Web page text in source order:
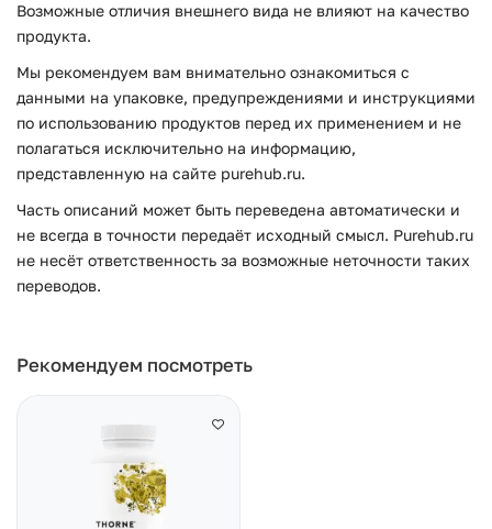
Возможные отличия внешнего вида не влияют на качество
продукта.
Мы рекомендуем вам внимательно ознакомиться с
данными на упаковке, предупреждениями и инструкциями
по использованию продуктов перед их применением и не
полагаться исключительно на информацию,
представленную на сайте purehub.ru.
Часть описаний может быть переведена автоматически и
не всегда в точности передаёт исходный смысл. Purehub.ru
не несёт ответственность за возможные неточности таких
переводов.
Рекомендуем посмотреть